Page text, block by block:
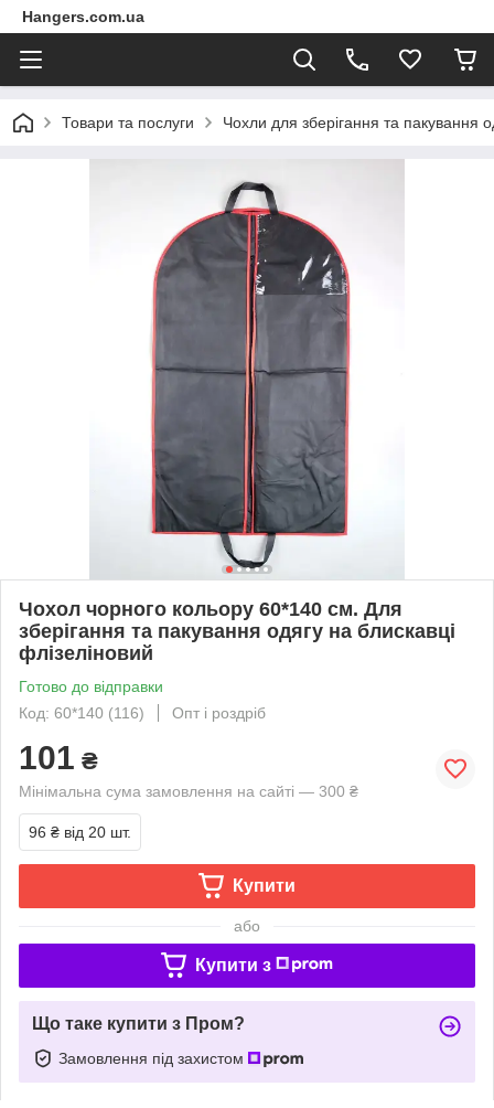
Hangers.com.ua
Товари та послуги Чохли для зберігання та пакування
Чохол чорного кольору 60*140 см. Для
зберігання та пакування одягу на блискавці
флізеліновий
Готово до відправки
Код: 60*140 (116)
Опт і роздріб
101 ₴
Мінімальна сума замовлення на сайті — 300 ₴
96 ₴ від 20 шт.
Купити
або
Купити з
Що таке купити з Пром?
Замовлення під захистом